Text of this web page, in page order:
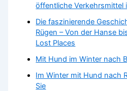
öffentliche Verkehrsmittel
Die faszinierende
Rügen – Von der Hanse
Lost Places
Mit Hund im Winter nach
Im Winter mit Hund nach
Sie